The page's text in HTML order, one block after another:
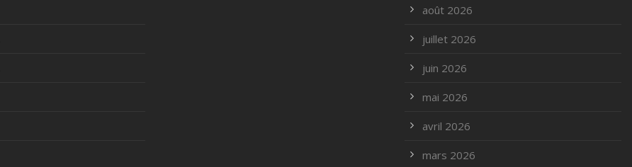
août 2026
juillet 2026
juin 2026
mai 2026
avril 2026
mars 2026